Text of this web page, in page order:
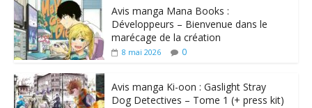
Avis manga Mana Books :
Développeurs – Bienvenue dans le
marécage de la création
8 mai 2026 0
Avis manga Ki-oon : Gaslight Stray
Dog Detectives – Tome 1 (+ press kit)